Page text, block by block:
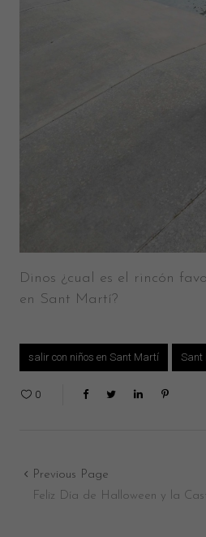
Dinos ¿cual es el rincón
en Sant Martí?
salir con niños en Sant Martí Sant
0
Previous Page
Feliz Día de Halloween y la